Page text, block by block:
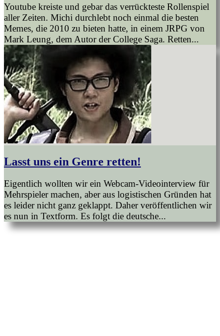
Youtube kreiste und gebar das verrückteste Rollenspiel
aller Zeiten. Michi durchlebt noch einmal die besten
Memes, die 2010 zu bieten hatte, in einem JRPG von
Mark Leung, dem Autor der College Saga. Retten...
Lasst uns ein Genre retten!
Eigentlich wollten wir ein Webcam-Videointerview für
Mehrspieler machen, aber aus logistischen Gründen hat
es leider nicht ganz geklappt. Daher veröffentlichen wir
es nun in Textform. Es folgt die deutsche...